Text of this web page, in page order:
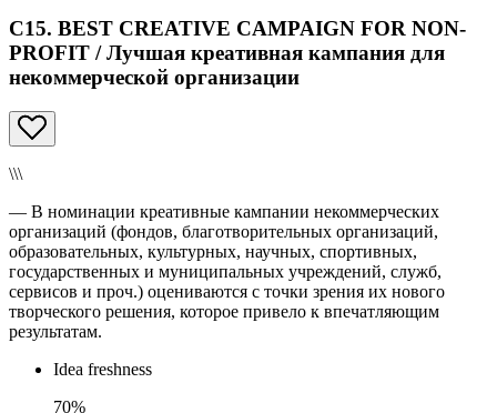
C15. BEST CREATIVE CAMPAIGN FOR NON-
PROFIT / Лучшая креативная кампания для
некоммерческой организации
\\\
— В номинации креативные кампании некоммерческих
организаций (фондов, благотворительных организаций,
образовательных, культурных, научных, спортивных,
государственных и муниципальных учреждений, служб,
сервисов и проч.) оцениваются с точки зрения их нового
творческого решения, которое привело к впечатляющим
результатам.
Idea freshness
70%